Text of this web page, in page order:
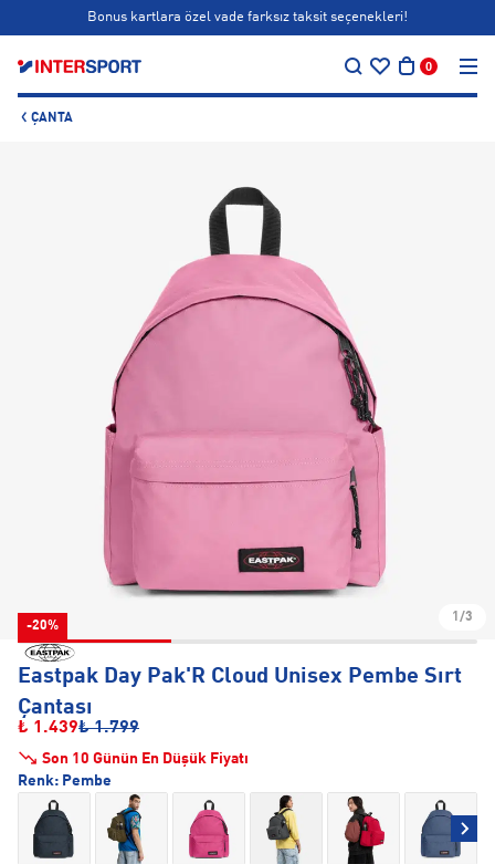
Bonus kartlara özel vade farksız taksit seçenekleri!
0
ÇANTA
-20%
1/3
Eastpak Day Pak'R Cloud Unisex Pembe Sırt
Çantası
₺ 1.439₺ 1.799
Son 10 Günün En Düşük Fiyatı
Renk: Pembe